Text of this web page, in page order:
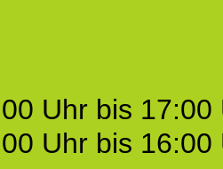
Uhr bis 17:00
Uhr bis 16:00